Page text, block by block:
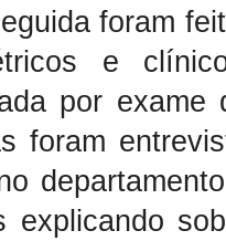
foram
e
por
foram
explicando